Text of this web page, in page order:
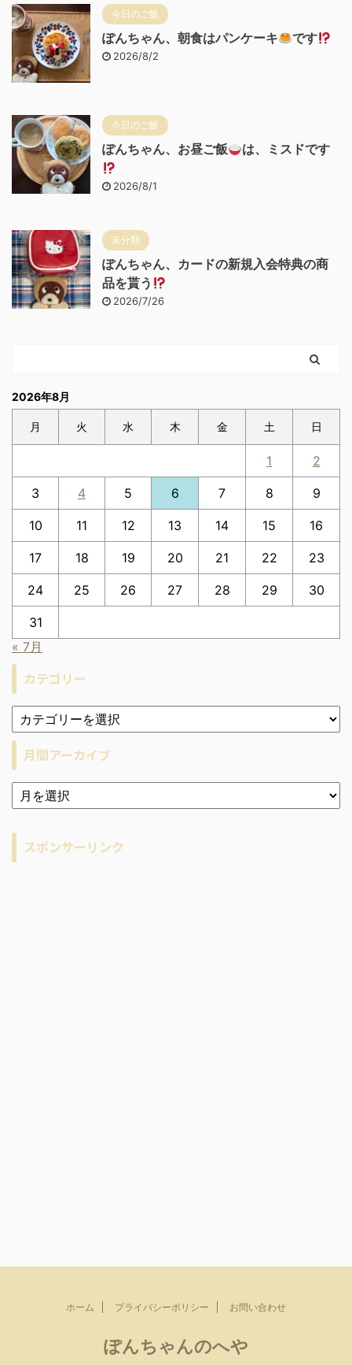
今日のご飯
ぽんちゃん、朝食はパンケーキ です
2026/8/2
今日のご飯
ぽんちゃん、お昼ご飯 は、ミスドです
2026/8/1
未分類
ぽんちゃん、カードの新規入会特典の商
品を貰う
2026/7/26
2026年8月
月 火 水 木 金 土 日
1 2
3 4 5 6 7 8 9
10 11 12 13 14 15 16
17 18 19 20 21 22 23
24 25 26 27 28 29 30
31
« 7月
カテゴリー
月間アーカイブ
ア
ー
ブ
スポンサーリンク
ホーム プライバシーポリシー お問い合わせ
ぽんちゃんのへや